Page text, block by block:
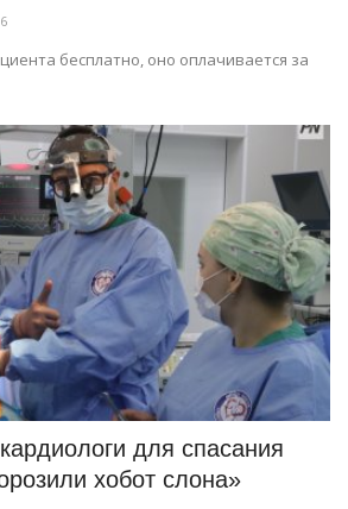
бесплатно, оно оплачивается за
для спасания
хобот слона»